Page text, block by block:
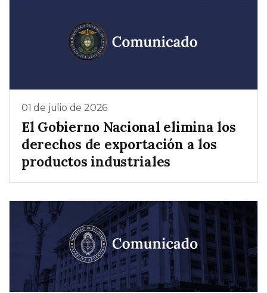
01 de julio de 2026
El Gobierno Nacional elimina los
derechos de exportación a los
productos industriales